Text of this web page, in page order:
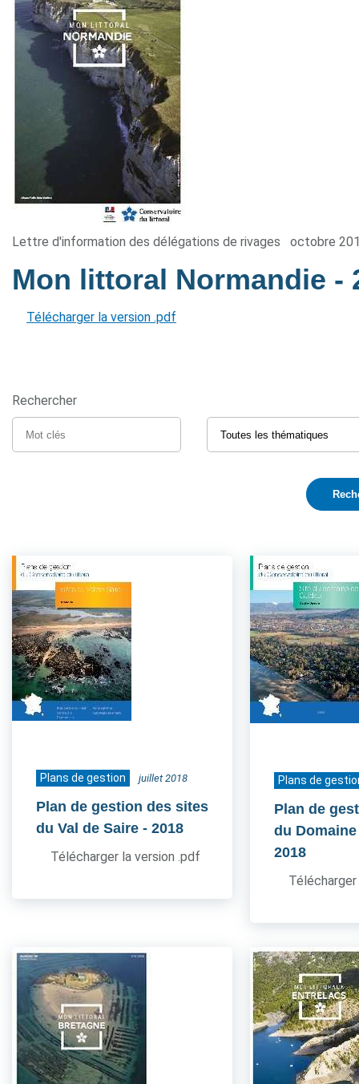
Lettre d'information des délégations de rivages octobre
Mon littoral Normandie -
Télécharger la version .pdf
Rechercher
Plans de gestion juillet 2018
Plan de gestion des sites
du Val de Saire - 2018
Télécharger la version .pdf
Plans de
Plan de
du
2018